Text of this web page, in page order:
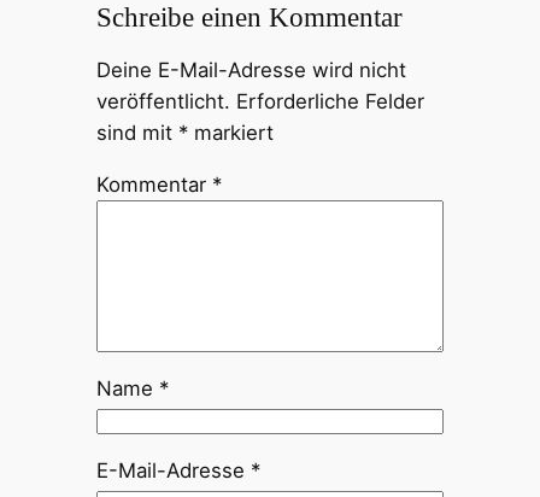
Schreibe einen Kommentar
Deine E-Mail-Adresse wird nicht
veröffentlicht. Erforderliche Felder
sind mit *markiert
Kommentar *
Name *
E-Mail-Adresse *